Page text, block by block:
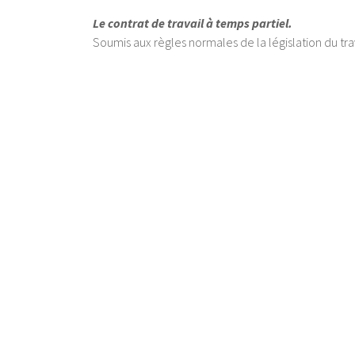
Le contrat de travail à temps partiel.
Soumis aux règles normales de la législation du